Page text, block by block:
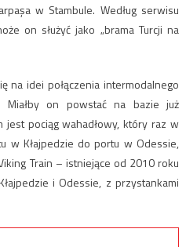
w Stambule. Według serwisu
on służyć jako „brama Turcji na
na idei połączenia intermodalnego
Miałby on powstać na bazie już
jest pociąg wahadłowy, który raz w
w Kłajpedzie do portu w Odessie,
Train – istniejące od 2010 roku
i Odessie, z przystankami